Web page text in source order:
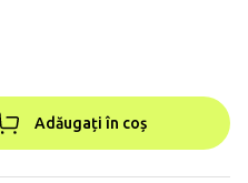
Adăugați în coș